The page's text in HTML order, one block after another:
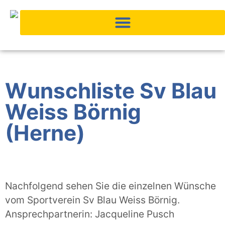
springen
Wunschliste Sv Blau
Weiss Börnig
(Herne)
Nachfolgend sehen Sie die einzelnen Wünsche
vom Sportverein Sv Blau Weiss Börnig.
Ansprechpartnerin: Jacqueline Pusch